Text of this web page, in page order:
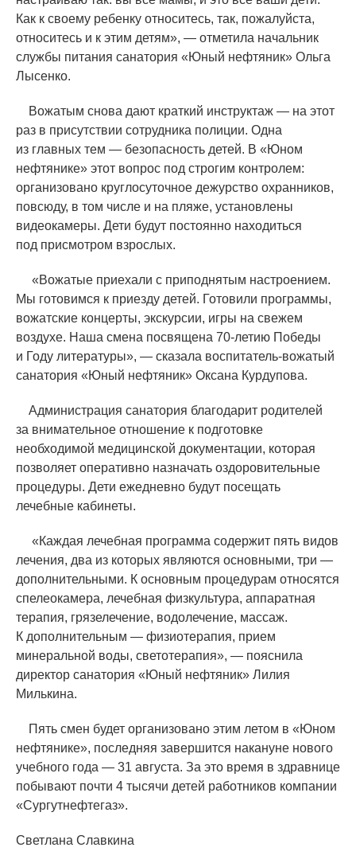
Как к своему ребенку относитесь, так, пожалуйста,
относитесь и к этим детям», — отметила начальник
службы питания санатория «Юный нефтяник» Ольга
Лысенко.
Вожатым снова дают краткий инструктаж — на этот
раз в присутствии сотрудника полиции. Одна
из главных тем — безопасность детей. В «Юном
нефтянике» этот вопрос под строгим контролем:
организовано круглосуточное дежурство охранников,
повсюду, в том числе и на пляже, установлены
видеокамеры. Дети будут постоянно находиться
под присмотром взрослых.
«Вожатые приехали с приподнятым настроением.
Мы готовимся к приезду детей. Готовили программы,
вожатские концерты, экскурсии, игры на свежем
воздухе. Наша смена посвящена 70-летию Победы
и Году литературы», — сказала воспитатель-вожатый
санатория «Юный нефтяник» Оксана Курдупова.
Администрация санатория благодарит родителей
за внимательное отношение к подготовке
необходимой медицинской документации, которая
позволяет оперативно назначать оздоровительные
процедуры. Дети ежедневно будут посещать
лечебные кабинеты.
«Каждая лечебная программа содержит пять видов
лечения, два из которых являются основными, три —
дополнительными. К основным процедурам относятся
спелеокамера, лечебная физкультура, аппаратная
терапия, грязелечение, водолечение, массаж.
К дополнительным — физиотерапия, прием
минеральной воды, светотерапия», — пояснила
директор санатория «Юный нефтяник» Лилия
Милькина.
Пять смен будет организовано этим летом в «Юном
нефтянике», последняя завершится накануне нового
учебного года — 31 августа. За это время в здравнице
побывают почти 4 тысячи детей работников компании
«Сургутнефтегаз».
Светлана Славкина